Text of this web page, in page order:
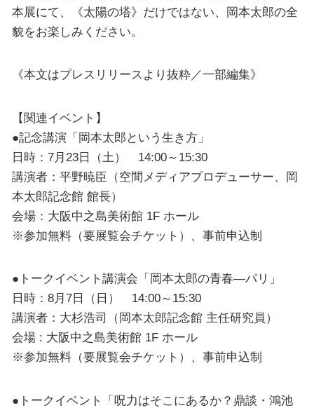
本展にて、《太陽の塔》だけではない、岡本太郎の全
貌をお楽しみください。
《本文はプレスリリースより抜粋／一部編集》
【関連イベント】
●記念講演「岡本太郎という生き方」
日時：7月23日（土） 14:00～15:30
講演者：平野暁臣（空間メディアプロデューサー、岡
本太郎記念館 館長）
会場：大阪中之島美術館 1F ホール
※参加無料（要展覧会チケット）、事前申込制
●トークイベント講演会「岡本太郎の青春―パリ」
日時：8月7日（日） 14:00～15:30
講演者：大杉浩司（岡本太郎記念館 主任研究員）
会場 : 大阪中之島美術館 1F ホール
※参加無料（要展覧会チケット）、事前申込制
●トークイベント「呪力はそこにあるか？鼎談・鴻池